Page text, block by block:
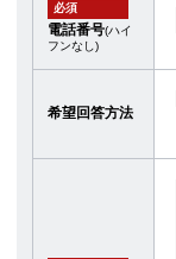
必須
電話番号(ハイ
フンなし)
希望回答方法